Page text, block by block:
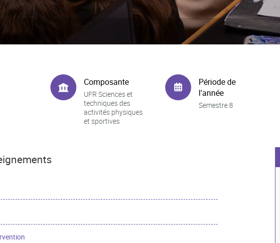
Composante
UFR Sciences et
techniques des
activités physiques
et sportives
Période de
l'année
Semestre 8